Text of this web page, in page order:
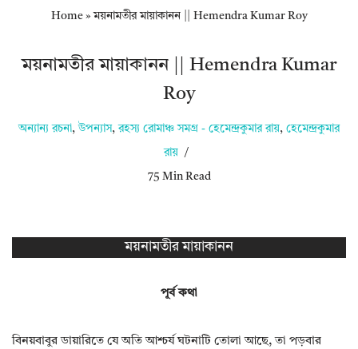
Home»ময়নামতীর মায়াকানন || Hemendra Kumar Roy
ময়নামতীর মায়াকানন || Hemendra Kumar
Roy
অন্যান্য রচনা, উপন্যাস, রহস্য রোমাঞ্চ সমগ্র - হেমেন্দ্রকুমার রায় , হেমেন্দ্রকুমার
রায়
75 Min Read
ময়নামতীর মায়াকানন
পূর্ব কথা
বিনয়বাবুর ডায়ারিতে যে অতি আশ্চর্য ঘটনাটি তোলা আছে, তা পড়বার